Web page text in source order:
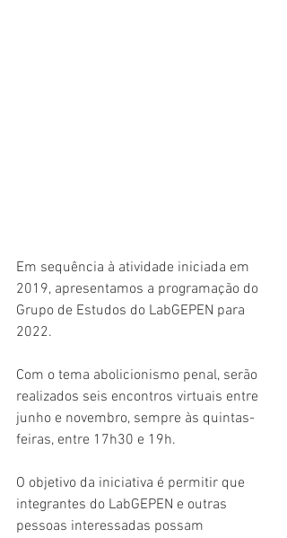
Em sequência à atividade iniciada em
2019, apresentamos a programação do
Grupo de Estudos do LabGEPEN para
2022.
Com o tema abolicionismo penal, serão
realizados seis encontros virtuais entre
junho e novembro, sempre às quintas-
feiras, entre 17h30 e 19h.
O objetivo da iniciativa é permitir que
integrantes do LabGEPEN e outras
pessoas interessadas possam